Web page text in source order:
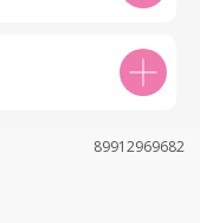
89912969682